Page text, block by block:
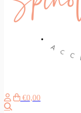
€0,00